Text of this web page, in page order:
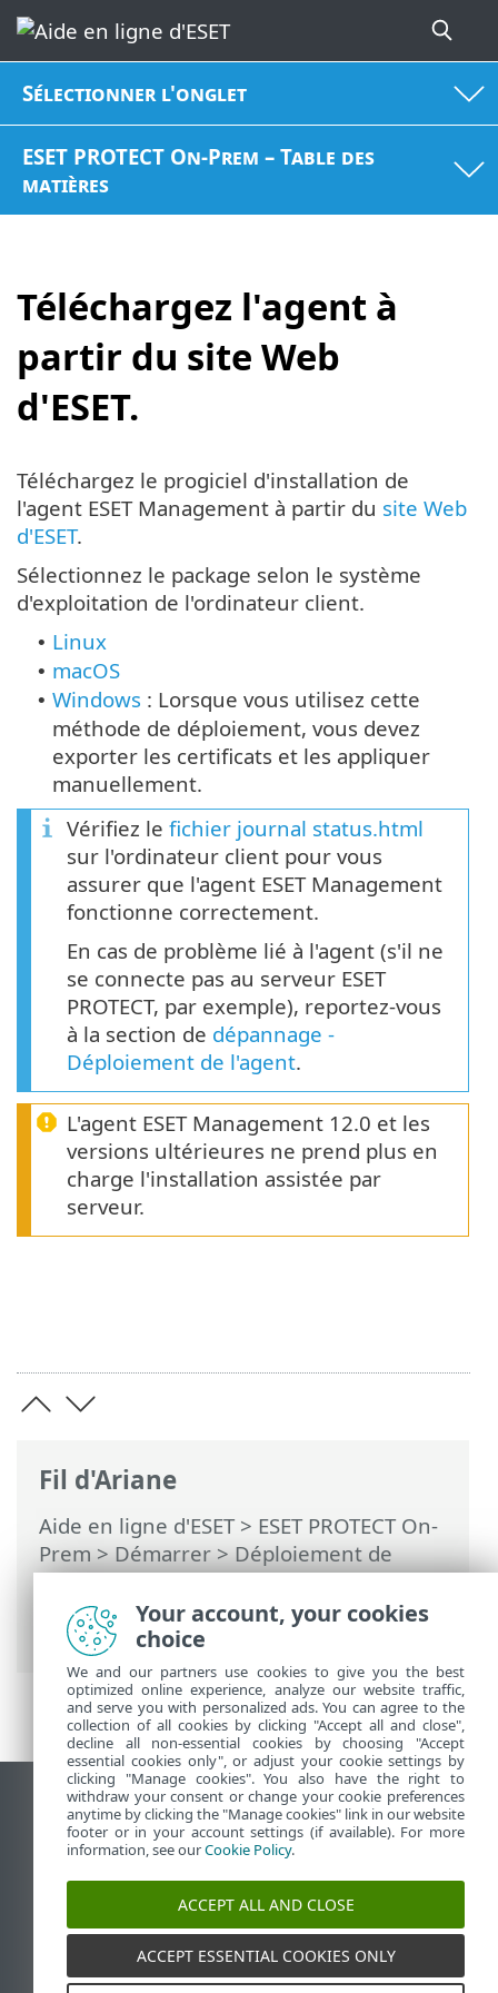
Sélectionner l'onglet
ESET PROTECT On-Prem – Table des
matières
Téléchargez l'agent à
partir du site Web
d'ESET.
Fil d'Ariane
Aide en ligne d'ESET> ESET PROTECT On-
Prem>Démarrer>Déploiement de
l'agent ESET Management>Déploiement
local> Téléchargez l'agent à partir du site
Web d'ESET.
Téléchargez le progiciel d'installation de
l'agent ESET Management à partir du site Web
d'ESET.
Sélectionnez le package selon le système
d'exploitation de l'ordinateur client.
• Linux
• macOS
• Windows : Lorsque vous utilisez cette
méthode de déploiement, vous devez
exporter les certificats et les appliquer
manuellement.
Vérifiez le fichier journal status.html
sur l'ordinateur client pour vous
assurer que l'agent ESET Management
fonctionne correctement.
En cas de problème lié à l'agent (s'il ne
se connecte pas au serveur ESET
PROTECT, par exemple), reportez-vous
à la section de dépannage -
Déploiement de l'agent.
L'agent ESET Management 12.0 et les
versions ultérieures ne prend plus en
charge l'installation assistée par
serveur.
Afficher le site pour ordinateur de bureau
End of Life
Base de connaissances ESET
Forum ESET
ESET Status Portal
Assistance régionale
Your account, your cookies
choice
We and our partners use cookies to give you the best
optimized online experience, analyze our website traffic,
and serve you with personalized ads. You can agree to the
collection of all cookies by clicking "Accept all and close",
decline all non-essential cookies by choosing "Accept
essential cookies only", or adjust your cookie settings by
clicking "Manage cookies". You also have the right to
withdraw your consent or change your cookie preferences
anytime by clicking the "Manage cookies" link in our website
footer or in your account settings (if available). For more
information, see ourCookie Policy.
ACCEPT ALL AND CLOSE
ACCEPT ESSENTIAL COOKIES ONLY